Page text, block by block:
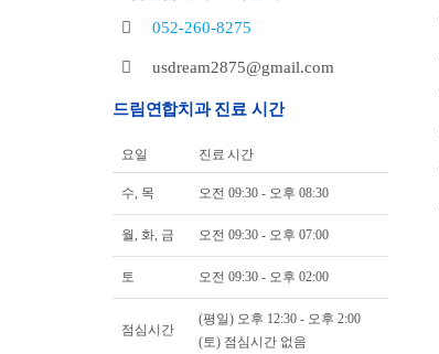
052-260-8275
usdream2875@gmail.com
드림연합치과 진료 시간
요일 진료 시간
수, 목 오전 09:30 - 오후 08:30
월, 화, 금 오전 09:30 - 오후 07:00
토 오전 09:30 - 오후 02:00
점심시간
(평일) 오후 12:30 - 오후 2:00
(토) 점심시간 없음